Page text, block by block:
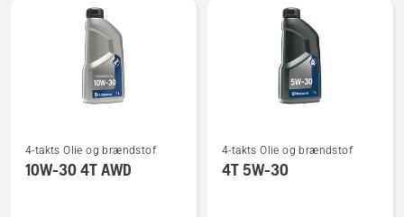
flere
detaljer
4-takts Olie og brændstof
10W-30 4T AWD
flere
detaljer
4-takts Olie og brændstof
4T 5W-30